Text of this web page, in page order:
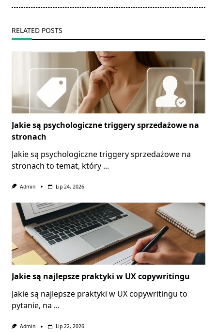
RELATED POSTS
Jakie są psychologiczne triggery sprzedażowe na
stronach
Jakie są psychologiczne triggery sprzedażowe na
stronach to temat, który ...
Admin Lip 24, 2026
Jakie są najlepsze praktyki w UX copywritingu
Jakie są najlepsze praktyki w UX copywritingu to
pytanie, na ...
Admin Lip 22, 2026